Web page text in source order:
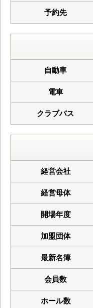
予約先
自動車
電車
クラブバス
経営会社
経営母体
開場年度
加盟団体
最新名簿
会員数
ホール数